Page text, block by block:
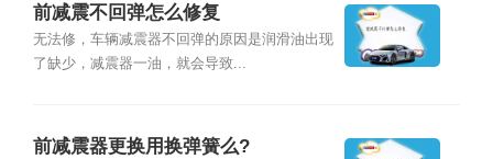
前减震不回弹怎么修复
无法修，车辆减震器不回弹的原因是润滑油出现
了缺少，减震器一油，就会导致...
前减震器更换用换弹簧么?